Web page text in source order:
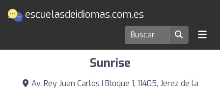
escuelasdeidiomas.com.es
Escuelas de idiomas en Jerez de la Frontera
Sunrise
Av. Rey Juan Carlos I Bloque 1, 11405, Jerez de la